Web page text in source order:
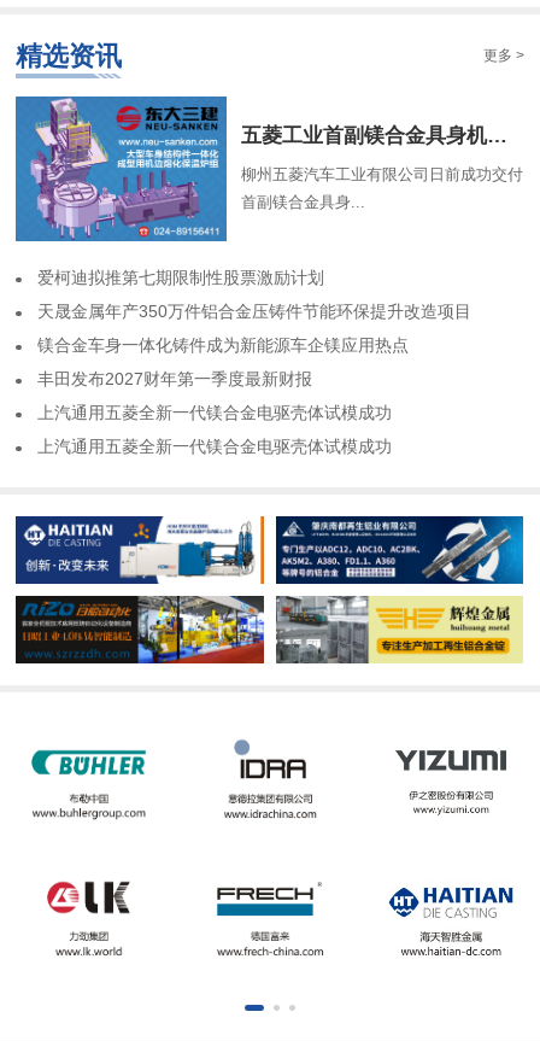
精选资讯 更多 >
​五菱工业首副镁合金具身机器人骨架成功交付
柳州五菱汽车工业有限公司日前成功交付
首副镁合金具身...
​爱柯迪拟推第七期限制性股票激励计划
​天晟金属年产350万件铝合金压铸件节能环保提升改造项目
​镁合金车身一体化铸件成为新能源车企镁应用热点
​丰田发布2027财年第一季度最新财报
​上汽通用五菱全新一代镁合金电驱壳体试模成功
​上汽通用五菱全新一代镁合金电驱壳体试模成功